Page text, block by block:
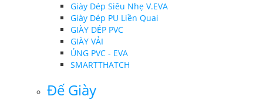
Giày Dép Siêu Nhẹ V.EVA
Giày Dép PU Liền Quai
GIÀY DÉP PVC
GIÀY VẢI
ỦNG PVC - EVA
SMARTTHATCH
Đế Giày